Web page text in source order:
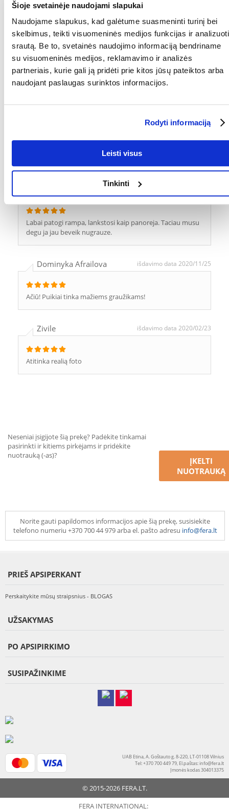
Šioje svetainėje naudojami slapukai
Naudojame slapukus, kad galėtume suasmeninti turinį bei
skelbimus, teikti visuomeninės medijos funkcijas ir analizuoti
srautą. Be to, svetainės naudojimo informaciją bendriname
su visuomeninės medijos, reklamavimo ir analizės
partneriais, kurie gali ją pridėti prie kitos jūsų pateiktos arba
naudojant paslaugas surinktos informacijos.
Rodyti informaciją
Leisti visus
Tinkinti
Kokios yra prekių vertinimo taisyklės?
Produktą gali vertinti tik registruoti FERA.LT klientai, kurie jį
įsigijo. Žvaigždučių įvertinimas yra visų įvertinimų vidurkis.
Patikrinę atsiliepimus, paskelbsime ir teigiamus, ir neigiamus
atsiliepimus.
Atsiliepimai
išdavimo data 2021/10/19
išdavimo data 2021/05/11
Labai patogi rampa, lankstosi kaip panoreja. Taciau musu
degu ja jau beveik nugrauze.
Dominyka Afrailova išdavimo data 2020/11/25
Ačiū! Puikiai tinka mažiems graužikams!
Zivile išdavimo data 2020/02/23
Atitinka realią foto
Neseniai įsigijote šią prekę? Padėkite tinkamai
pasirinkti ir kitiems pirkėjams ir pridėkite
nuotrauką (-as)?
ĮKELTI
NUOTRAUKĄ
Norite gauti papildomos informacijos apie šią prekę, susisiekite
telefono numeriu +370 700 44 979 arba el. pašto adresu info@fera.lt
PRIEŠ APSIPERKANT
Perskaitykite mūsų straipsnius - BLOGAS
UŽSAKYMAS
PO APSIPIRKIMO
SUSIPAŽINKIME
UAB Etina, A. Goštauto g. 8-220, LT-01108 Vilnius
Tel: +370 700 449 79, El.paštas:info@fera.lt
Įmonės kodas 304013375
© 2015-2026 FERA.LT.
FERA INTERNATIONAL: